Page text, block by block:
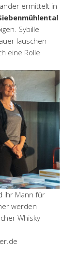
ermittelt in
Sybille
lauschen
eine Rolle
ihr Mann für
werden
Whisky